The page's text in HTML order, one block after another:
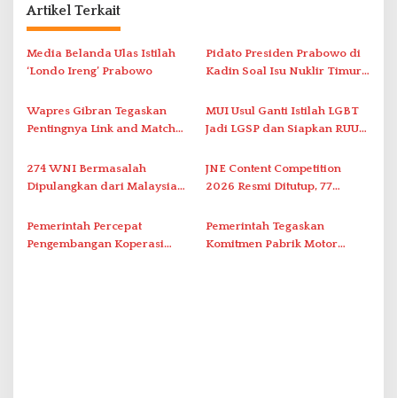
s
i
p
s
Artikel Terkait
Media Belanda Ulas Istilah
‘Londo Ireng’ Prabowo
Pidato Presiden Prabowo di
Kadin Soal Isu Nuklir Timur
Wapres Gibran Tegaskan
Pentingnya Link and Match
Kendaraan Listrik
MUI Usul Ganti Istilah LGBT
Jadi LGSP dan Siapkan RUU
274 WNI Bermasalah
Dipulangkan dari Malaysia
JNE Content Competition
2026 Resmi Ditutup, 77
Pemerintah Percepat
Pengembangan Koperasi
Pemerintah Tegaskan
Komitmen Pabrik Motor